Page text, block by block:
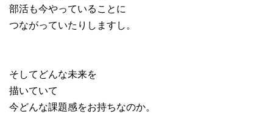
部活も今やっていることに
つながっていたりしますし。
そしてどんな未来を
描いていて
今どんな課題感をお持ちなのか。